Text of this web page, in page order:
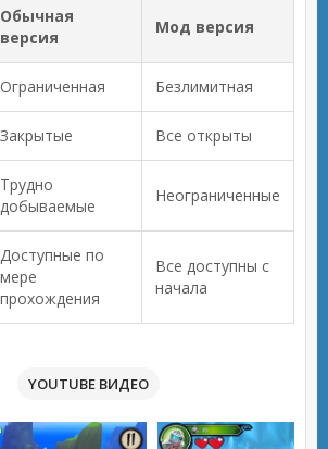
Обычная
версия
Мод версия
Ограниченная Безлимитная
Закрытые Все открыты
Трудно
добываемые
Неограниченные
Доступные по
мере
прохождения
Все доступны с
начала
YOUTUBE ВИДЕО